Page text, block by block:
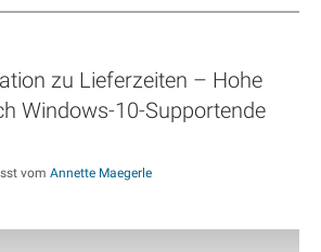
zu Lieferzeiten – Hohe
Windows-10-Supportende
vom Annette Maegerle